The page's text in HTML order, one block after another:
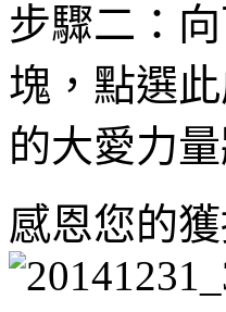
步驟二：
塊，點選
的大愛力
感恩您的